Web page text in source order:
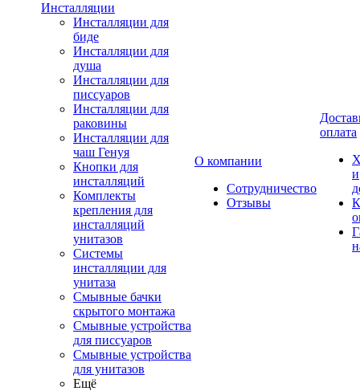
Инсталляции
Инсталляции для
биде
Инсталляции для
душа
Инсталляции для
писсуаров
Инсталляции для
раковины
Инсталляции для
чаш Генуя
Кнопки для
инсталляций
Комплекты
крепления для
инсталляций
унитазов
Системы
инсталляции для
унитаза
Смывные бачки
скрытого монтажа
Смывные устройства
для писсуаров
Смывные устройства
для унитазов
Ещё
О компании
Сотрудничество
Отзывы
оплата
и